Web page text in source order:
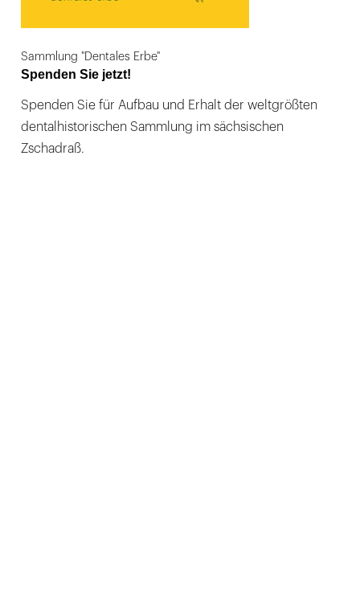
Sammlung "Dentales Erbe"
Spenden Sie jetzt!
Spenden Sie für Aufbau und Erhalt der weltgrößten
dentalhistorischen Sammlung im sächsischen
Zschadraß.